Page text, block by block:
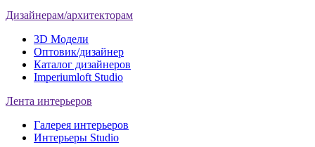
Дизайнерам/архитекторам
3D Модели
Оптовик/дизайнер
Каталог дизайнеров
Imperiumloft Studio
Лента интерьеров
Галерея интерьеров
Интерьеры Studio